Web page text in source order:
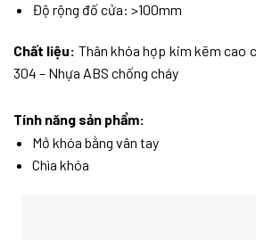
Độ rộng đố cửa: >100mm
Chất liệu: Thân khóa hợp kim kẽm cao
304 – Nhựa ABS chống cháy
Tính năng sản phẩm:
Mở khóa bằng vân tay
Chìa khóa